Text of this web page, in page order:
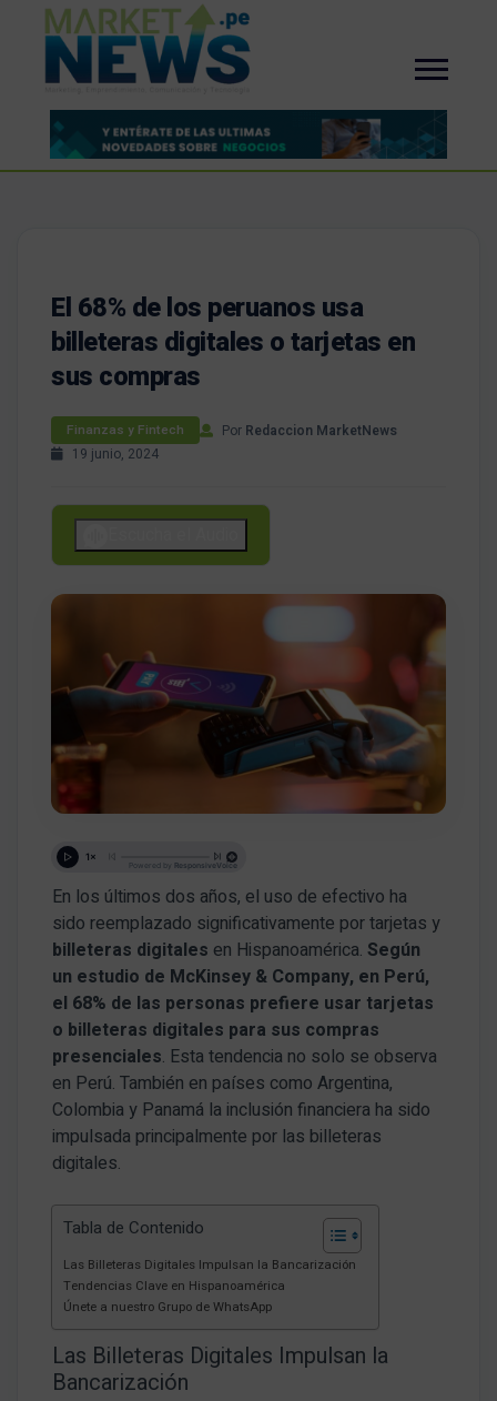
El 68% de los peruanos usa
billeteras digitales o tarjetas en
sus compras
Finanzas y Fintech Por Redaccion MarketNews
19 junio, 2024
En los últimos dos años, el uso de efectivo ha
sido reemplazado significativamente por tarjetas y
billeteras digitales en Hispanoamérica. Según
un estudio de McKinsey & Company, en Perú,
el 68% de las personas prefiere usar tarjetas
o billeteras digitales para sus compras
presenciales. Esta tendencia no solo se observa
en Perú. También en países como Argentina,
Colombia y Panamá la inclusión financiera ha sido
impulsada principalmente por las billeteras
digitales.
Tabla de Contenido
Las Billeteras Digitales Impulsan la Bancarización
Tendencias Clave en Hispanoamérica
Únete a nuestro Grupo de WhatsApp
Las Billeteras Digitales Impulsan la
Bancarización